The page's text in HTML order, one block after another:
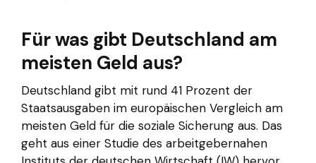
Für was gibt Deutschland am
meisten Geld aus?
Deutschland gibt mit rund 41 Prozent der
Staatsausgaben im europäischen Vergleich am
meisten Geld für die soziale Sicherung aus. Das
geht aus einer Studie des arbeitgebernahen